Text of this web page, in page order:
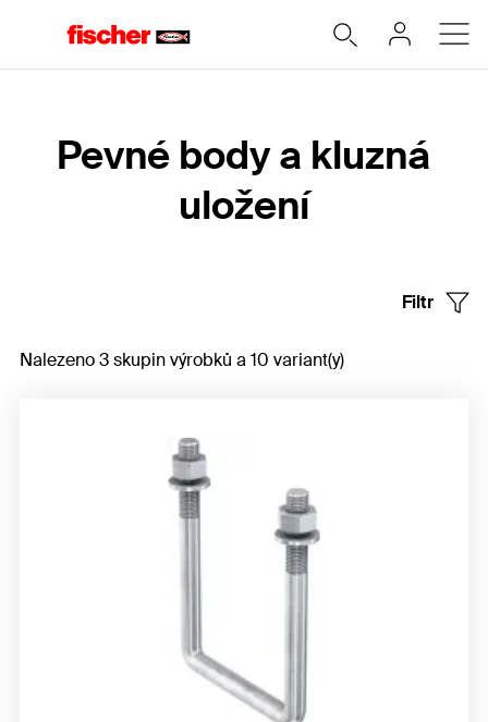
Pevné body a kluzná
uložení
Filtr
Nalezeno 3 skupin výrobků a 10 variant(y)